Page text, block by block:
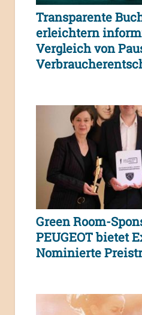
Transparente
erleichtern
Vergleich von
Green Room-
PEUGEOT bietet
Nominierte